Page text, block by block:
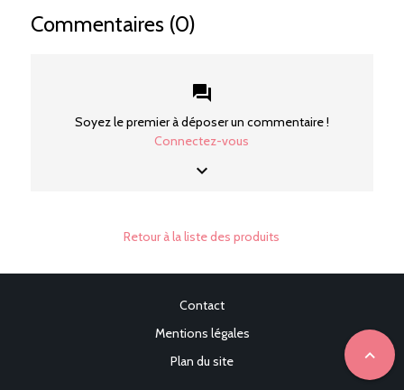
Commentaires (0)
forum
Soyez le premier à déposer un commentaire !
Connectez-vous
keyboard_arrow_down
Retour à la liste des produits
expand_less
Contact
Mentions légales
Plan du site